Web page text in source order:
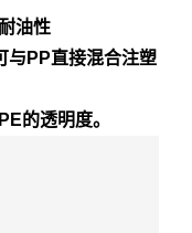
油性
与PP直接混合注塑
的透明度。